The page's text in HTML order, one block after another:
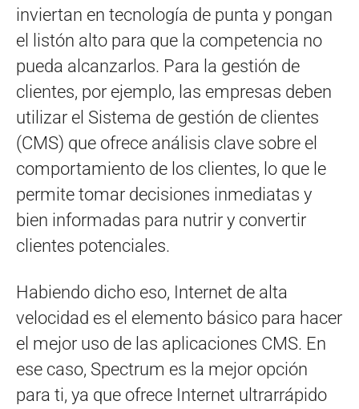
inviertan en tecnología de punta y pongan
el listón alto para que la competencia no
pueda alcanzarlos. Para la gestión de
clientes, por ejemplo, las empresas deben
utilizar el Sistema de gestión de clientes
(CMS) que ofrece análisis clave sobre el
comportamiento de los clientes, lo que le
permite tomar decisiones inmediatas y
bien informadas para nutrir y convertir
clientes potenciales.
Habiendo dicho eso, Internet de alta
velocidad es el elemento básico para hacer
el mejor uso de las aplicaciones CMS. En
ese caso, Spectrum es la mejor opción
para ti, ya que ofrece Internet ultrarrápido